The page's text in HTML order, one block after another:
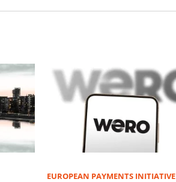
EUROPEAN PAYMENTS INITIATIVE